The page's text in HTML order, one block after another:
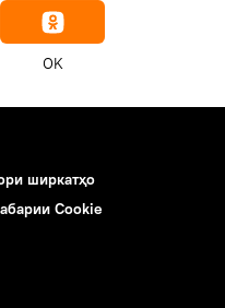
OK
ширкатҳо
Cookie